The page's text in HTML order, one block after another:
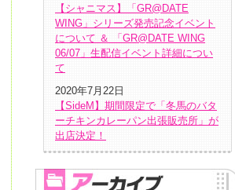
【シャニマス】「GR@DATE
WING」シリーズ発売記念イベント
について ＆ 「GR@DATE WING
06/07」生配信イベント詳細につい
て
2020年7月22日
【SideM】期間限定で「冬馬のバタ
ーチキンカレーパン出張販売所」が
出店決定！